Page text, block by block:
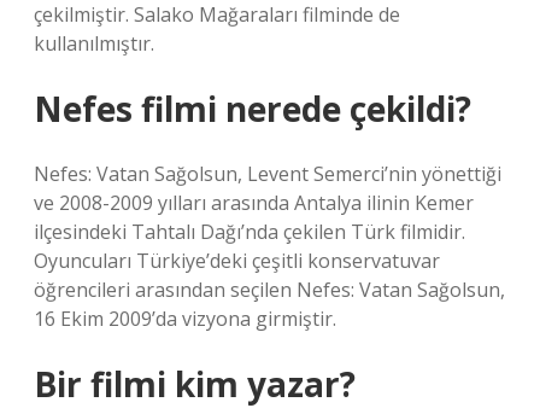
çekilmiştir. Salako Mağaraları filminde de
kullanılmıştır.
Nefes filmi nerede çekildi?
Nefes: Vatan Sağolsun, Levent Semerci’nin yönettiği
ve 2008-2009 yılları arasında Antalya ilinin Kemer
ilçesindeki Tahtalı Dağı’nda çekilen Türk filmidir.
Oyuncuları Türkiye’deki çeşitli konservatuvar
öğrencileri arasından seçilen Nefes: Vatan Sağolsun,
16 Ekim 2009’da vizyona girmiştir.
Bir filmi kim yazar?